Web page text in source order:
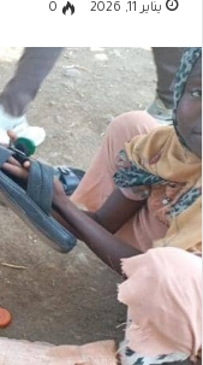
يناير 11, 2026 0